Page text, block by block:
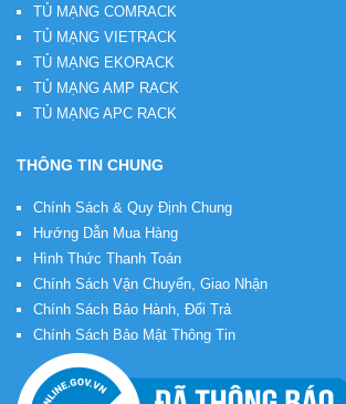
TỦ MẠNG COMRACK
TỦ MẠNG VIETRACK
TỦ MẠNG EKORACK
TỦ MẠNG AMP RACK
TỦ MẠNG APC RACK
THÔNG TIN CHUNG
Chính Sách & Quy Định Chung
Hướng Dẫn Mua Hàng
Hình Thức Thanh Toán
Chính Sách Vận Chuyển, Giao Nhận
Chính Sách Bảo Hành, Đổi Trả
Chính Sách Bảo Mật Thông Tin